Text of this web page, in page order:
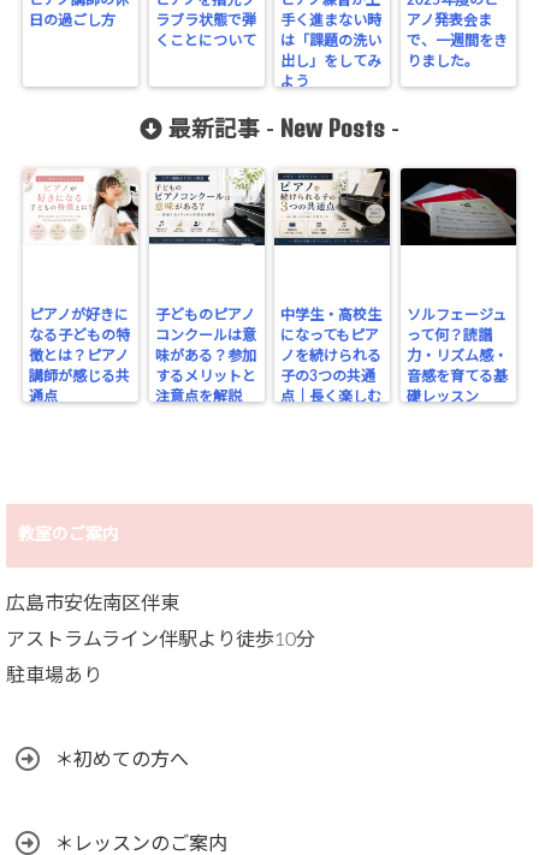
日の過ごし方
ラブラ状態で弾
くことについて
手く進まない時
は「課題の洗い
出し」をしてみ
よう
アノ発表会ま
で、一週間をき
りました。
最新記事 - New Posts -
ピアノが好きに
なる子どもの特
徴とは？ピアノ
講師が感じる共
通点
子どものピアノ
コンクールは意
味がある？参加
するメリットと
注意点を解説
中学生・高校生
になってもピア
ノを続けられる
子の3つの共通
点｜長く楽しむ
ソルフェージュ
って何？読譜
力・リズム感・
音感を育てる基
礎レッスン
教室のご案内
広島市安佐南区伴東
アストラムライン伴駅より徒歩10分
駐車場あり
＊初めての方へ
＊レッスンのご案内